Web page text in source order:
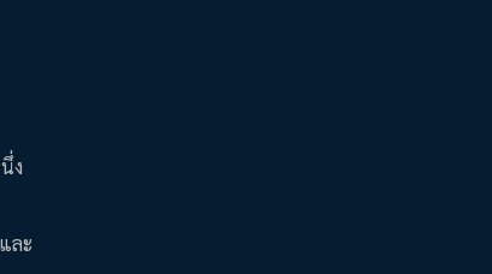
ง
ละ